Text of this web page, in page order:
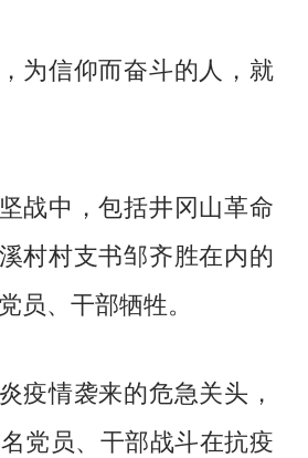
信仰而奋斗的人，就
中，包括井冈山革命
村村支书邹齐胜在内的
员、干部牺牲。
情袭来的危急关头，
党员、干部战斗在抗疫